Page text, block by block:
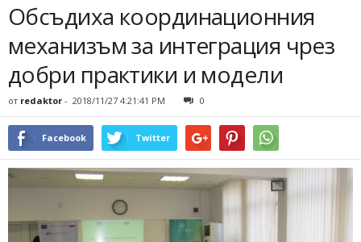
Обсъдиха координационния
механизъм за интеграция чрез
добри практики и модели
от redaktor - 2018/11/27 4:21:41 PM 0
Facebook Twitter